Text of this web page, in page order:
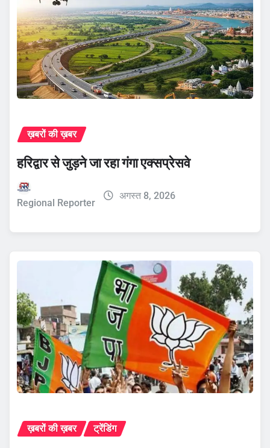
ख़बरों की ख़बर
हरिद्वार से जुड़ने जा रहा गंगा एक्सप्रेसवे
Regional Reporter
अगस्त 8, 2026
ख़बरों की ख़बर ट्रेंडिंग